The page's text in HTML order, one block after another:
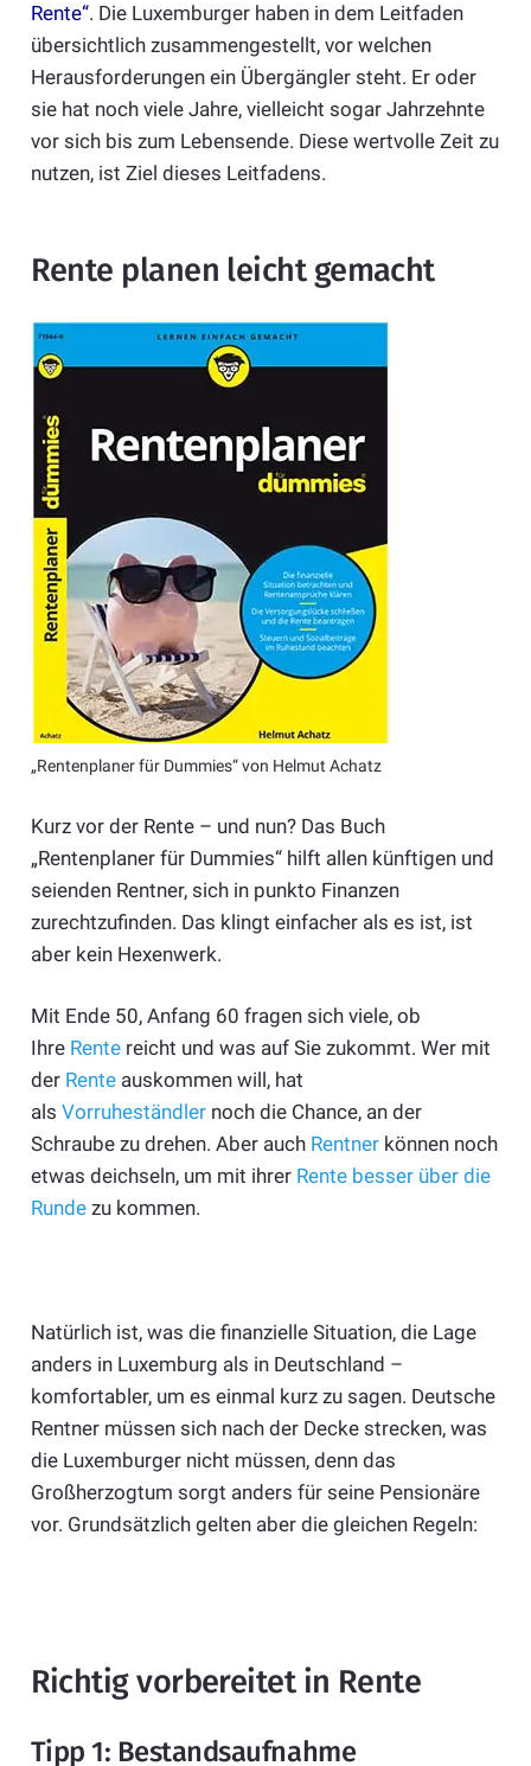
Rente“. Die Luxemburger haben in dem Leitfaden
übersichtlich zusammengestellt, vor welchen
Herausforderungen ein Übergängler steht. Er oder
sie hat noch viele Jahre, vielleicht sogar Jahrzehnte
vor sich bis zum Lebensende. Diese wertvolle Zeit zu
nutzen, ist Ziel dieses Leitfadens.
Rente planen leicht gemacht
„Rentenplaner für Dummies“ von Helmut Achatz
Kurz vor der Rente – und nun? Das Buch
„Rentenplaner für Dummies“ hilft allen künftigen und
seienden Rentner, sich in punkto Finanzen
zurechtzufinden. Das klingt einfacher als es ist, ist
aber kein Hexenwerk.
Mit Ende 50, Anfang 60 fragen sich viele, ob
Ihre Rentereicht und was auf Sie zukommt. Wer mit
der Renteauskommen will, hat
als Vorruheständlernoch die Chance, an der
Schraube zu drehen. Aber auch Rentnerkönnen noch
etwas deichseln, um mit ihrer Rente besser über die
Rundezu kommen.
Natürlich ist, was die finanzielle Situation, die Lage
anders in Luxemburg als in Deutschland –
komfortabler, um es einmal kurz zu sagen. Deutsche
Rentner müssen sich nach der Decke strecken, was
die Luxemburger nicht müssen, denn das
Großherzogtum sorgt anders für seine Pensionäre
vor. Grundsätzlich gelten aber die gleichen Regeln:
Richtig vorbereitet in Rente
Tipp 1: Bestandsaufnahme